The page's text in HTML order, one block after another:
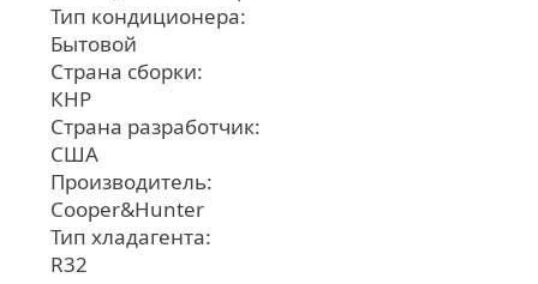
Тип кондиционера:
Бытовой
Страна сборки:
КНР
Страна разработчик:
США
Производитель:
Cooper&Hunter
Тип хладагента:
R32